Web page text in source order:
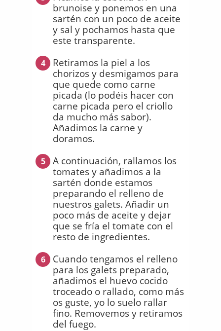
brunoise y ponemos en una
sartén con un poco de aceite
y sal y pochamos hasta que
este transparente.
4
Retiramos la piel a los
chorizos y desmigamos para
que quede como carne
picada (lo podéis hacer con
carne picada pero el criollo
da mucho más sabor).
Añadimos la carne y
doramos.
5
A continuación, rallamos los
tomates y añadimos a la
sartén donde estamos
preparando el relleno de
nuestros galets. Añadir un
poco más de aceite y dejar
que se fría el tomate con el
resto de ingredientes.
6
Cuando tengamos el relleno
para los galets preparado,
añadimos el huevo cocido
troceado o rallado, como más
os guste, yo lo suelo rallar
fino. Removemos y retiramos
del fuego.